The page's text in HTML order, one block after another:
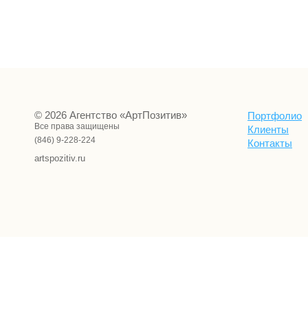
© 2026 Агентство «АртПозитив»
Все права защищены
(846) 9-228-224
artspozitiv.ru
Портфолио
Клиенты
Контакты